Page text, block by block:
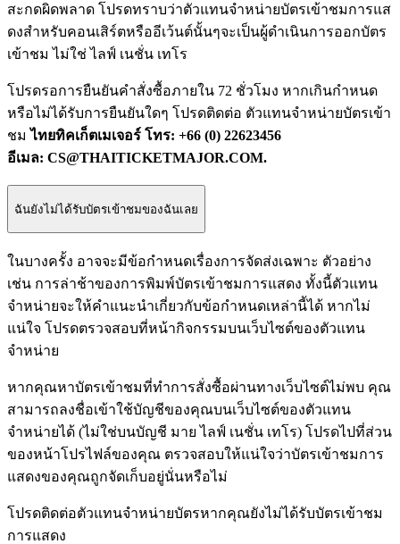
สะกดผิดพลาด โปรดทราบว่าตัวแทนจำหน่ายบัตรเข้าชมการแส
ดงสําหรับคอนเสิร์ตหรืออีเว้นต์นั้นๆจะเป็นผู้ดำเนินการออกบัตร
เข้าชม ไม่ใช่ ไลฟ์ เนชั่น เทโร
โปรดรอการยืนยันคําสั่งซื้อภายใน 72 ชั่วโมง หากเกินกำหนด
หรือไม่ได้รับการยืนยันใดๆ โปรดติดต่อ ตัวแทนจำหน่ายบัตรเข้า
ชมไทยทิคเก็ตเมเจอร์ โทร: +66 (0) 22623456
อีเมล: CS@THAITICKETMAJOR.COM.
ฉันยังไม่ได้รับบัตรเข้าชมของฉันเลย
ในบางครั้ง อาจจะมีข้อกำหนดเรื่องการจัดส่งเฉพาะ ตัวอย่าง
เช่น การล่าช้าของการพิมพ์บัตรเข้าชมการแสดง ทั้งนี้ตัวแทน
จำหน่ายจะให้คำแนะนำเกี่ยวกับข้อกำหนดเหล่านี้ได้ หากไม่
แน่ใจ โปรดตรวจสอบที่หน้ากิจกรรมบนเว็บไซต์ของตัวแทน
จำหน่าย
หากคุณหาบัตรเข้าชมที่ทำการสั่งซื้อผ่านทางเว็บไซต์ไม่พบ คุณ
สามารถลงชื่อเข้าใช้บัญชีของคุณบนเว็บไซต์ของตัวแทน
จำหน่ายได้ (ไม่ใช่บนบัญชี มาย ไลฟ์ เนชั่น เทโร) โปรดไปที่ส่วน
ของหน้าโปรไฟล์ของคุณ ตรวจสอบให้แน่ใจว่าบัตรเข้าชมการ
แสดงของคุณถูกจัดเก็บอยู่นั่นหรือไม่
โปรดติดต่อตัวแทนจำหน่ายบัตรหากคุณยังไม่ได้รับบัตรเข้าชม
การแสดง